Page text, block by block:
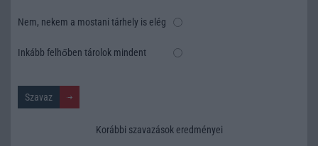
Nem, nekem a mostani tárhely is elég
Inkább felhőben tárolok mindent
Korábbi szavazások eredményei